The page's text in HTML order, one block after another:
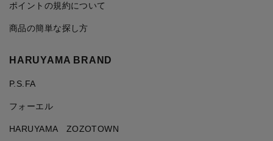
ポイントの規約について
商品の簡単な探し方
HARUYAMA BRAND
P.S.FA
フォーエル
HARUYAMA ZOZOTOWN